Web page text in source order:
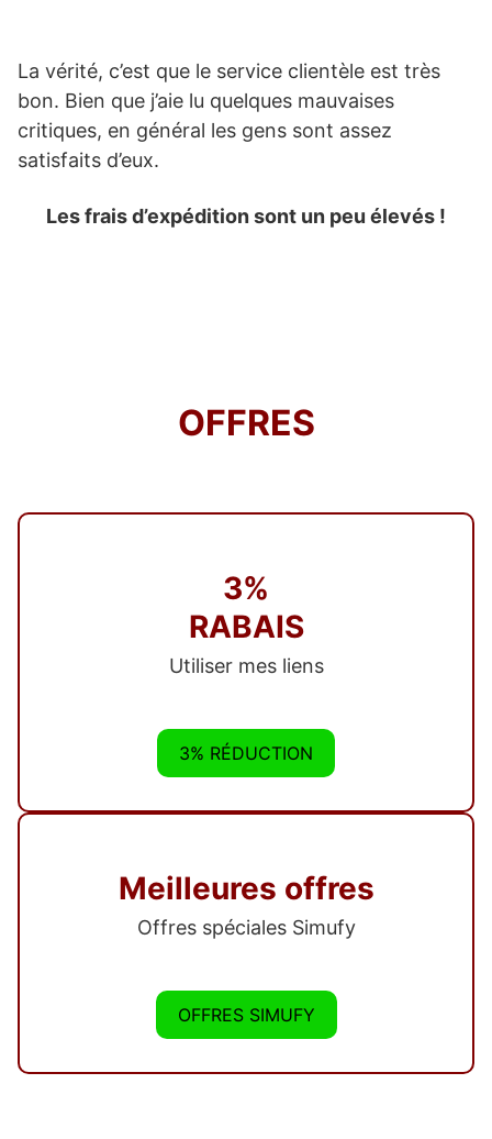
La vérité, c’est que le service clientèle est très
bon. Bien que j’aie lu quelques mauvaises
critiques, en général les gens sont assez
satisfaits d’eux.
Les frais d’expédition sont un peu élevés !
OFFRES
3%
RABAIS
Utiliser mes liens
3% RÉDUCTION
Meilleures offres
Offres spéciales Simufy
OFFRES SIMUFY